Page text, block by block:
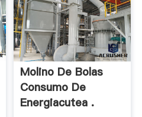
Molino De Bolas
Consumo De
Energiacutea .